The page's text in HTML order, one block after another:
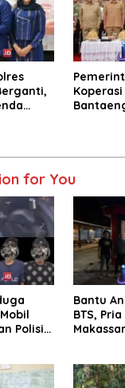
for You
Polisi.
Bantu
BTS,